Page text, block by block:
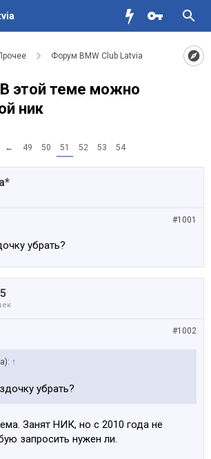
Форум BMW Club Latvia
этой теме можно
ник
← 49 50 51 52 53 54
#1001
убрать?
#1002
↑
убрать?
Занят НИК, но с 2010 года не
запросить нужен ли.